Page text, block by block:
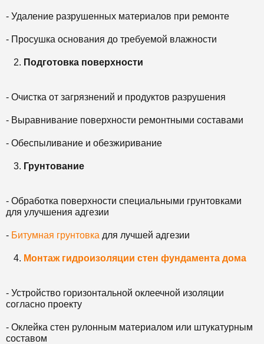
- Удаление разрушенных материалов при ремонте
- Просушка основания до требуемой влажности
Подготовка поверхности
- Очистка от загрязнений и продуктов разрушения
- Выравнивание поверхности ремонтными составами
- Обеспыливание и обезжиривание
Грунтование
- Обработка поверхности специальными грунтовками
для улучшения адгезии
- Битумная грунтовка для лучшей адгезии
Монтаж гидроизоляции стен фундамента дома
- Устройство горизонтальной оклеечной изоляции
согласно проекту
- Оклейка стен рулонным материалом или штукатурным
составом